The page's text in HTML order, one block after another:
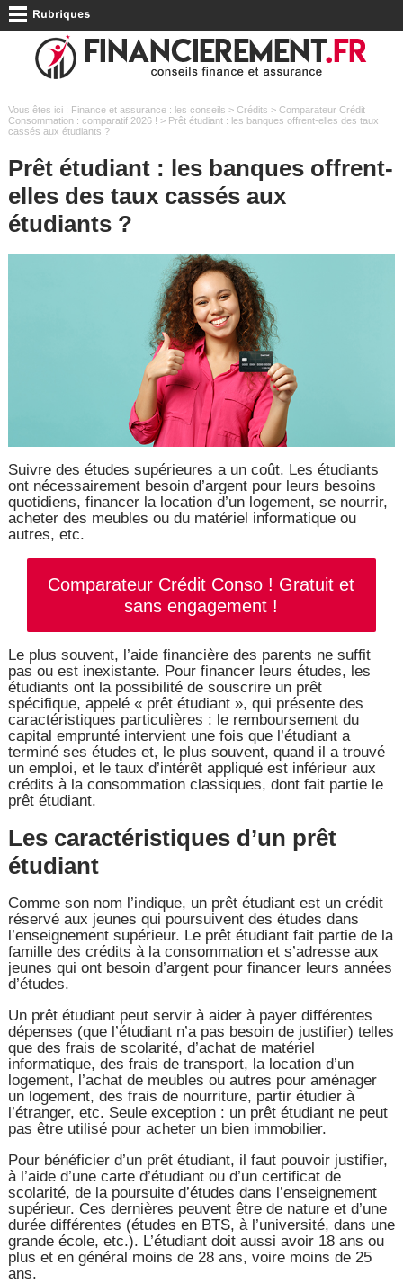
Vous êtes ici : Finance et assurance : les conseils > Crédits > Comparateur Crédit
Consommation : comparatif 2026 ! > Prêt étudiant : les banques offrent-elles des taux
cassés aux étudiants ?
Prêt étudiant : les banques offrent-
elles des taux cassés aux
étudiants ?
Suivre des études supérieures a un coût. Les étudiants
ont nécessairement besoin d’argent pour leurs besoins
quotidiens, financer la location d’un logement, se nourrir,
acheter des meubles ou du matériel informatique ou
autres, etc.
Comparateur Crédit Conso ! Gratuit et
sans engagement !
Le plus souvent, l’aide financière des parents ne suffit
pas ou est inexistante. Pour financer leurs études, les
étudiants ont la possibilité de souscrire un prêt
spécifique, appelé « prêt étudiant », qui présente des
caractéristiques particulières : le remboursement du
capital emprunté intervient une fois que l’étudiant a
terminé ses études et, le plus souvent, quand il a trouvé
un emploi, et le taux d’intérêt appliqué est inférieur aux
crédits à la consommation classiques, dont fait partie le
prêt étudiant.
Les caractéristiques d’un prêt
étudiant
Comme son nom l’indique, un prêt étudiant est un crédit
réservé aux jeunes qui poursuivent des études dans
l’enseignement supérieur. Le prêt étudiant fait partie de la
famille des crédits à la consommation et s’adresse aux
jeunes qui ont besoin d’argent pour financer leurs années
d’études.
Un prêt étudiant peut servir à aider à payer différentes
dépenses (que l’étudiant n’a pas besoin de justifier) telles
que des frais de scolarité, d’achat de matériel
informatique, des frais de transport, la location d’un
logement, l’achat de meubles ou autres pour aménager
un logement, des frais de nourriture, partir étudier à
l’étranger, etc. Seule exception : un prêt étudiant ne peut
pas être utilisé pour acheter un bien immobilier.
Pour bénéficier d’un prêt étudiant, il faut pouvoir justifier,
à l’aide d’une carte d’étudiant ou d’un certificat de
scolarité, de la poursuite d’études dans l’enseignement
supérieur. Ces dernières peuvent être de nature et d’une
durée différentes (études en BTS, à l’université, dans une
grande école, etc.). L’étudiant doit aussi avoir 18 ans ou
plus et en général moins de 28 ans, voire moins de 25
ans.